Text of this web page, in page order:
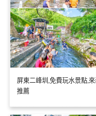
屏東二峰圳,免費玩水景點,
推薦